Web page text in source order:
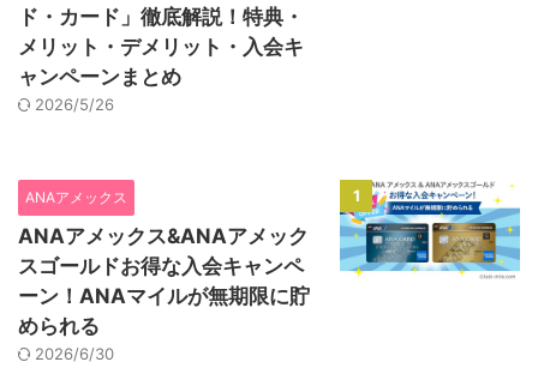
ド・カード」徹底解説！特典・
メリット・デメリット・入会キ
ャンペーンまとめ
2026/5/26
1
ANAアメックス
ANAアメックス&ANAアメック
スゴールドお得な入会キャンペ
ーン！ANAマイルが無期限に貯
められる
2026/6/30